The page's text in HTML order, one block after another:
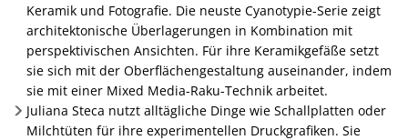
Keramik und Fotografie. Die neuste Cyanotypie-Serie zeigt
architektonische Überlagerungen in Kombination mit
perspektivischen Ansichten. Für ihre Keramikgefäße setzt
sie sich mit der Oberflächengestaltung auseinander, indem
sie mit einer Mixed Media-Raku-Technik arbeitet.
Juliana Steca nutzt alltägliche Dinge wie Schallplatten oder
Milchtüten für ihre experimentellen Druckgrafiken. Sie